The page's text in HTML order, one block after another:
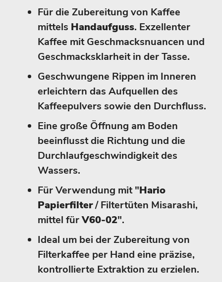
Für die Zubereitung von Kaffee
mittels Handaufguss. Exzellenter
Kaffee mit Geschmacksnuancen und
Geschmacksklarheit in der Tasse.
Geschwungene Rippen im Inneren
erleichtern das Aufquellen des
Kaffeepulvers sowie den Durchfluss.
Eine große Öffnung am Boden
beeinflusst die Richtung und die
Durchlaufgeschwindigkeit des
Wassers.
Für Verwendung mit "Hario
Papierfilter/ Filtertüten Misarashi,
mittel fürV60-02".
Ideal um bei der Zubereitung von
Filterkaffee per Hand eine präzise,
kontrollierte Extraktion zu erzielen.